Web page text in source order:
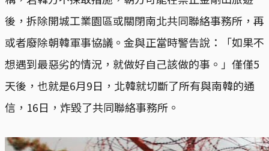
後，拆除開城工業園區或關閉南北共同聯絡事務所，再
或者廢除朝韓軍事協議。金與正當時警告說：「如果不
想遇到最惡劣的情況，就做好自己該做的事。」僅僅5
天後，也就是6月9日，北韓就切斷了所有與南韓的通
信，16日，炸毀了共同聯絡事務所。